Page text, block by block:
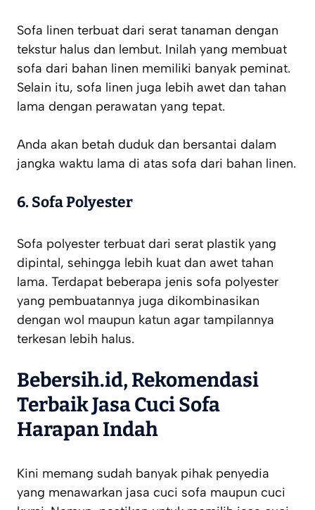
Sofa linen terbuat dari serat tanaman dengan
tekstur halus dan lembut. Inilah yang membuat
sofa dari bahan linen memiliki banyak peminat.
Selain itu, sofa linen juga lebih awet dan tahan
lama dengan perawatan yang tepat.
Anda akan betah duduk dan bersantai dalam
jangka waktu lama di atas sofa dari bahan linen.
6. Sofa Polyester
Sofa polyester terbuat dari serat plastik yang
dipintal, sehingga lebih kuat dan awet tahan
lama. Terdapat beberapa jenis sofa polyester
yang pembuatannya juga dikombinasikan
dengan wol maupun katun agar tampilannya
terkesan lebih halus.
Bebersih.id, Rekomendasi
Terbaik Jasa Cuci Sofa
Harapan Indah
Kini memang sudah banyak pihak penyedia
yang menawarkan jasa cuci sofa maupun cuci